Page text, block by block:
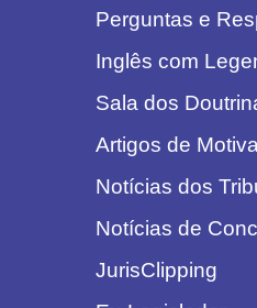
Perguntas e
Inglês com
Sala dos
Artigos de
Notícias dos
Notícias de
JurisClipping